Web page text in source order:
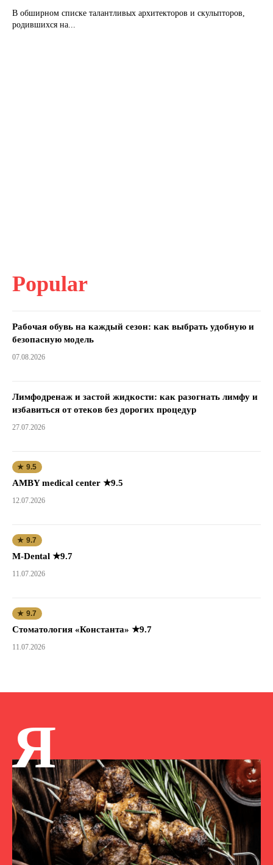
В обширном списке талантливых архитекторов и скульпторов,
родившихся на...
Popular
Рабочая обувь на каждый сезон: как выбрать удобную и
безопасную модель
07.08.2026
Лимфодренаж и застой жидкости: как разогнать лимфу и
избавиться от отеков без дорогих процедур
27.07.2026
★ 9.5
AMBY medical center ★9.5
12.07.2026
★ 9.7
M-Dental ★9.7
11.07.2026
★ 9.7
Стоматология «Константа» ★9.7
11.07.2026
Я